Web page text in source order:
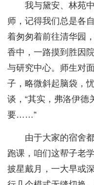
我与黛安、林苑
师，记得我们总是各
着匆匆着前往清华园
香中，一路摸到胜因
与研究中心。师生对
子，略微斜起脑袋，
谈，“其实，弗洛伊德
要……”
由于大家的宿舍
跑课，咱们这帮子老
披星戴月，一大早或